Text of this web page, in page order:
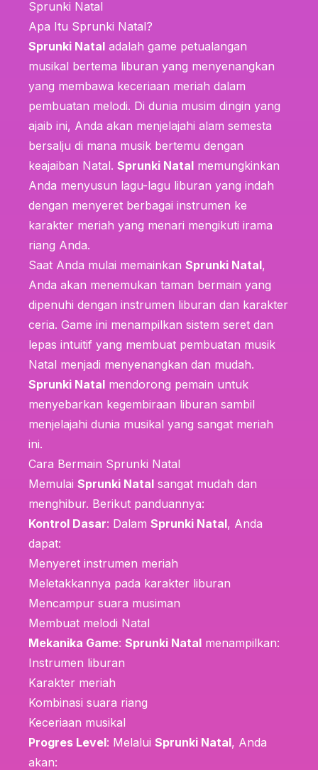
Sprunki Natal
Apa Itu Sprunki Natal?
Sprunki Natal adalah game petualangan
musikal bertema liburan yang menyenangkan
yang membawa keceriaan meriah dalam
pembuatan melodi. Di dunia musim dingin yang
ajaib ini, Anda akan menjelajahi alam semesta
bersalju di mana musik bertemu dengan
keajaiban Natal. Sprunki Natal memungkinkan
Anda menyusun lagu-lagu liburan yang indah
dengan menyeret berbagai instrumen ke
karakter meriah yang menari mengikuti irama
riang Anda.
Saat Anda mulai memainkan Sprunki Natal,
Anda akan menemukan taman bermain yang
dipenuhi dengan instrumen liburan dan karakter
ceria. Game ini menampilkan sistem seret dan
lepas intuitif yang membuat pembuatan musik
Natal menjadi menyenangkan dan mudah.
Sprunki Natal mendorong pemain untuk
menyebarkan kegembiraan liburan sambil
menjelajahi dunia musikal yang sangat meriah
ini.
Cara Bermain Sprunki Natal
Memulai Sprunki Natal sangat mudah dan
menghibur. Berikut panduannya:
Kontrol Dasar: Dalam Sprunki Natal, Anda
dapat:
Menyeret instrumen meriah
Meletakkannya pada karakter liburan
Mencampur suara musiman
Membuat melodi Natal
Mekanika Game: Sprunki Natal menampilkan:
Instrumen liburan
Karakter meriah
Kombinasi suara riang
Keceriaan musikal
Progres Level: Melalui Sprunki Natal, Anda
akan: